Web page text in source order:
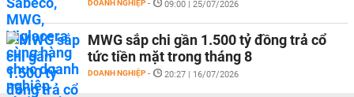
DOANH NGHIỆP - 09:00 | 25/07/2026
MWG sắp chi gần 1.500 tỷ đồng trả cổ
tức tiền mặt trong tháng 8
DOANH NGHIỆP - 20:27 | 16/07/2026